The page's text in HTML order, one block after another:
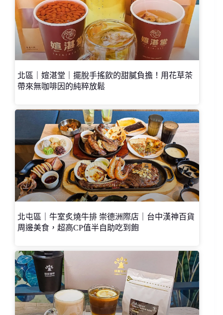
北區｜媗湛堂｜擺脫手搖飲的甜膩負擔！用花草茶
帶來無咖啡因的純粹放鬆
北屯區｜牛室炙燒牛排 崇德洲際店｜台中漢神百貨
周邊美食，超高CP值半自助吃到飽